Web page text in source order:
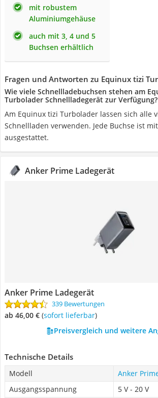
mit robustem
Aluminiumgehäuse
auch mit 3, 4 und 5
Buchsen erhältlich
Fragen und Antworten zu Equinux tizi
Wie viele Schnellladebuchsen stehen am
Turbolader Schnellladegerät zur Verfügung?
Am Equinux tizi Turbolader lassen sich alle
Schnellladen verwenden. Jede Buchse ist
ausgestattet.
Anker Prime Ladegerät
Anker Prime Ladegerät
339 Bewertungen
ab 46,00 € ( Sofort lieferbar)
Preisvergleich und weitere
Technische Details
Modell
Anker
Ausgangsspannung
5 V - 20 V